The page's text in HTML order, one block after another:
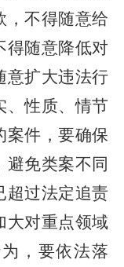
，不得随意给
得随意降低对
意扩大违法行
、性质、情节
案件，要确保
避免类案不同
超过法定追责
大对重点领域
，要依法落